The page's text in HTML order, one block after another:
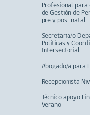
Profesional
de Gestión de
pre y post natal
Secretaria/o
Políticas y
Intersectorial
Abogado/a para
Recepcionista
Técnico apoyo
Verano